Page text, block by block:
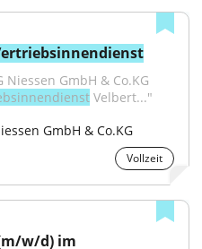
Niessen GmbH & Co.KG
Velbert..."
GmbH & Co.KG
Vollzeit